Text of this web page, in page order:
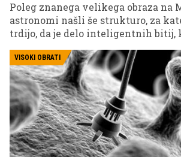
Poleg znanega velikega obraza na
astronomi našli še strukturo, za
trdijo, da je delo inteligentnih bitij,
VISOKI OBRATI